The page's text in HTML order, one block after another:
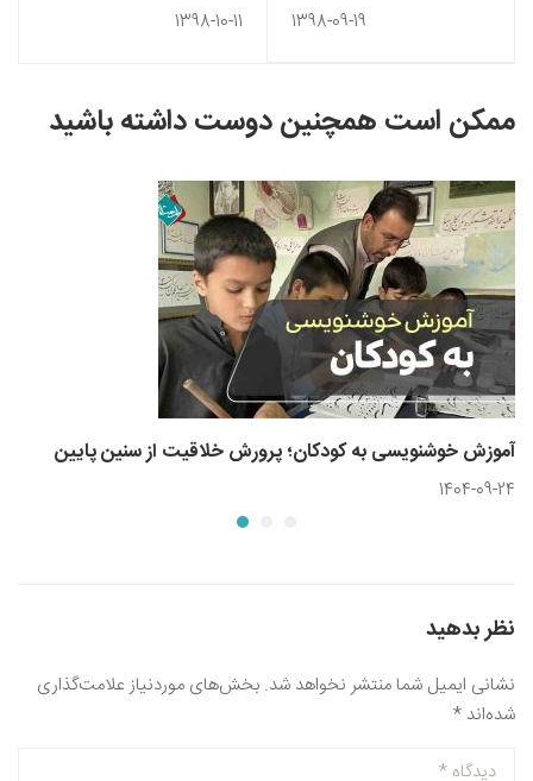
1398-09-19
1398-10-11
ممکن است همچنین دوست داشته باشید
آموزش خوشنویسی به کودکان؛ پرورش خلاقیت از سنین پایین
1404-09-24
نظر بدهید
نشانی ایمیل شما منتشر نخواهد شد. بخش‌های موردنیاز علامت‌گذاری
شده‌اند *